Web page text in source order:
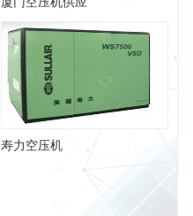
寿力空压机